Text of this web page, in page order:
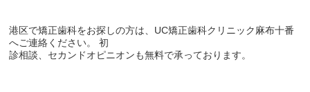
港区で矯正歯科をお探しの方は、UC矯正歯科クリニック麻布十番
へご連絡ください。 初
診相談、セカンドオピニオンも無料で承っております。